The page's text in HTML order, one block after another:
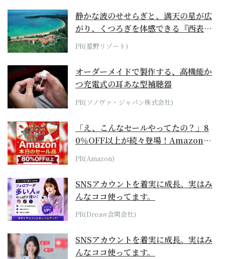
静かな波のせせらぎと、満天の星が広
がり、くつろぎを体感できる『西表島
ホテル by...
PR(星野リゾート)
オーダーメイドで製作する、高機能か
つ充電式の耳あな型補聴器
PR(ソノヴァ・ジャパン株式会社)
「え、こんなセールやってたの？」8
0％OFF以上が続々登場！Amazonの
本気が...
PR(Amazon)
SNSアカウントを着実に成長。実はみ
んなココ使ってます。
PR(Dreaw合同会社)
SNSアカウントを着実に成長。実はみ
んなココ使ってます。